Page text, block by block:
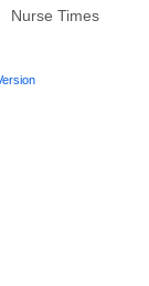
Nurse Times